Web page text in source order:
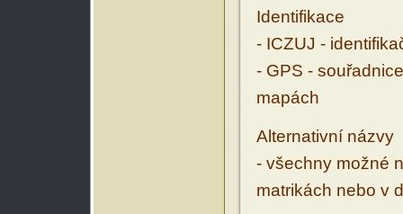
Identifikace
- ICZUJ -
- GPS -
mapách
Alternativní názvy
- všechny možné
matrikách nebo v